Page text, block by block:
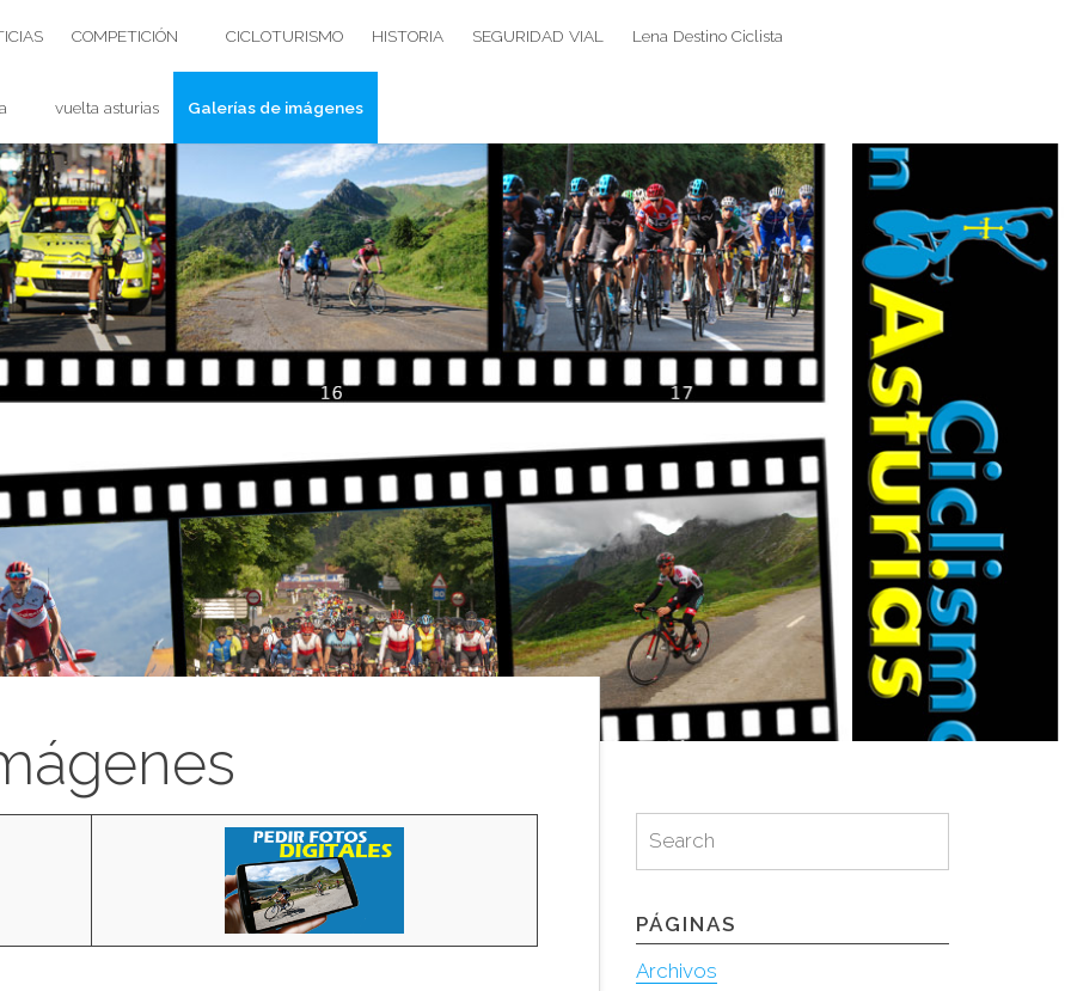
COMPETICIÓN CICLOTURISMO HISTORIA SEGURIDAD VIAL Lena Destino Ciclista
vuelta asturias Galerías de imágenes
for:
Search
PÁGINAS
Archivos